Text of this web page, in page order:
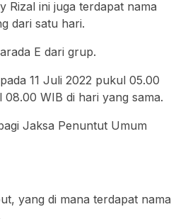
Rizal ini juga terdapat nama
dari satu hari.
E dari grup.
11 Juli 2022 pukul 05.00
WIB di hari yang sama.
Jaksa Penuntut Umum
yang di mana terdapat nama